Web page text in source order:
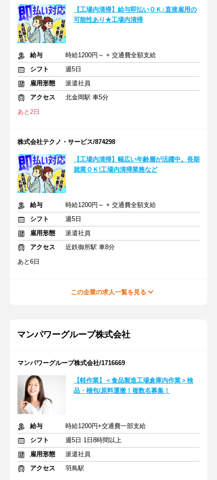
【工場内清掃】給与即払いＯＫ♪直接雇用の
可能性あり★工場内清掃
給与
時給1200円～ + 交通費全額支給
シフト
週5日
雇用形態
派遣社員
アクセス
北金岡駅 車5分
あと2日
株式会社テクノ・サービス/874298
【工場内清掃】幅広い年齢層が活躍中。長期
就業ＯＫ!工場内清掃業務など
給与
時給1200円～ + 交通費全額支給
シフト
週5日
雇用形態
派遣社員
アクセス
近鉄御所駅 車8分
あと6日
この企業の求人一覧を見る
マンパワーグループ株式会社
マンパワーグループ株式会社/1716669
【軽作業】＜食品製造工場倉庫内作業＞検
品・梱包/原料運搬！複数名募集！
給与
時給1200円+交通費一部支給
シフト
週5日 1日8時間以上
雇用形態
派遣社員
アクセス
羽鳥駅